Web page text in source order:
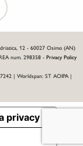
12 - 60027 Osimo (AN)
num. 298358 - Privacy Policy
| Worldspan: ST AOIPA |
privacy